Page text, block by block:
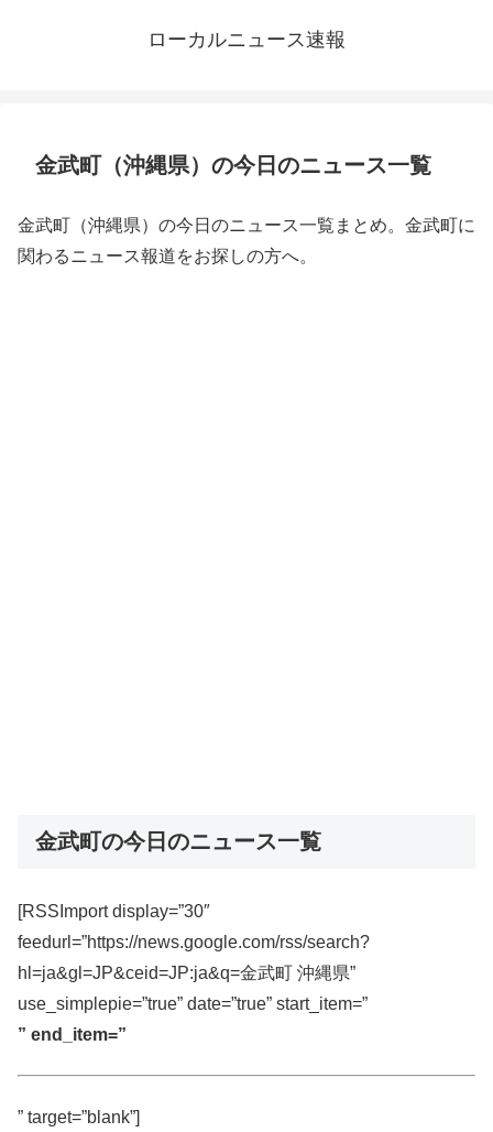
ローカルニュース速報
金武町（沖縄県）の今日のニュース一覧
金武町（沖縄県）の今日のニュース一覧まとめ。金武町に
関わるニュース報道をお探しの方へ。
金武町の今日のニュース一覧
[RSSImport display=”30″
feedurl=”https://news.google.com/rss/search?
hl=ja&gl=JP&ceid=JP:ja&q=金武町 沖縄県”
use_simplepie=”true” date=”true” start_item=”
” end_item=”
” target=”blank”]